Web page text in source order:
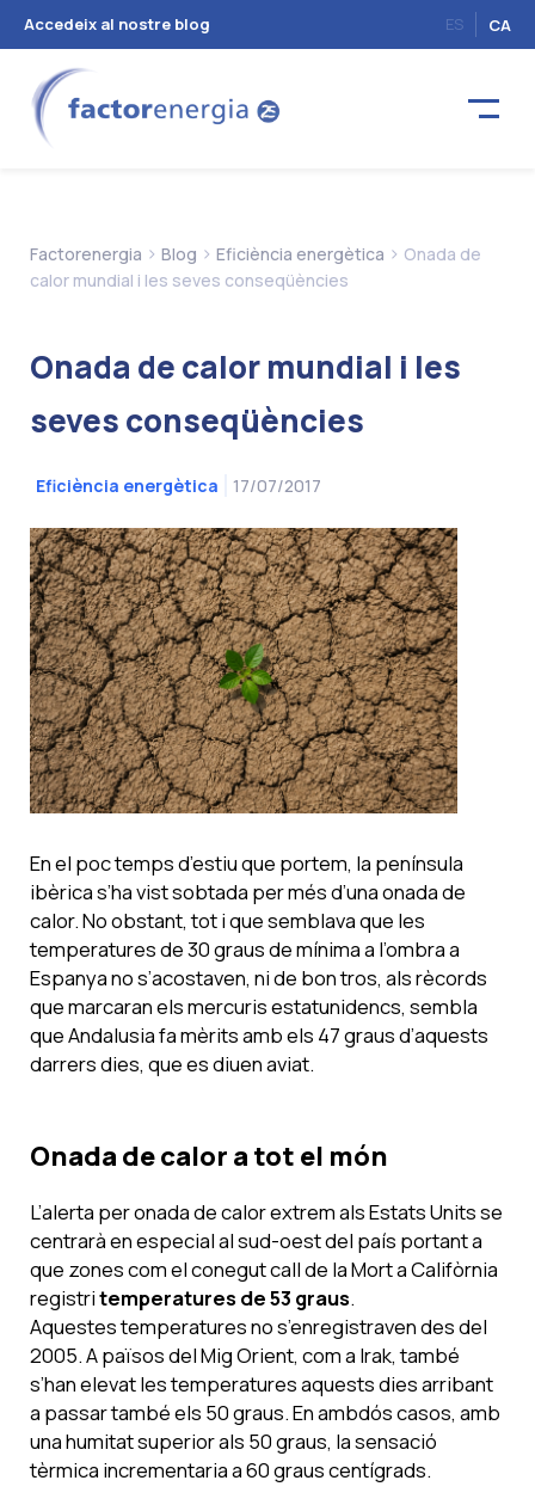
Accedeix al nostre blog ES CA
Factorenergia > Blog > Eficiència energètica > Onada de
calor mundial i les seves conseqüències
Onada de calor mundial i les
seves conseqüències
Eficiència energètica 17/07/2017
En el poc temps d’estiu que portem, la península
ibèrica s’ha vist sobtada per més d’una onada de
calor. No obstant, tot i que semblava que les
temperatures de 30 graus de mínima a l’ombra a
Espanya no s’acostaven, ni de bon tros, als rècords
que marcaran els mercuris estatunidencs, sembla
que Andalusia fa mèrits amb els 47 graus d’aquests
darrers dies, que es diuen aviat.
Onada de calor a tot el món
L’alerta per onada de calor extrem als Estats Units se
centrarà en especial al sud-oest del país portant a
que zones com el conegut call de la Mort a Califòrnia
registritemperatures de 53 graus.
Aquestes temperatures no s’enregistraven des del
2005. A països del Mig Orient, com a Irak, també
s’han elevat les temperatures aquests dies arribant
a passar també els 50 graus. En ambdós casos, amb
una humitat superior als 50 graus, la sensació
tèrmica incrementaria a 60 graus centígrads.